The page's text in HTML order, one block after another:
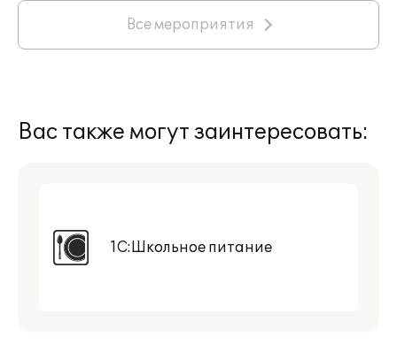
Все мероприятия
Вас также могут заинтересовать:
1С:Школьное питание